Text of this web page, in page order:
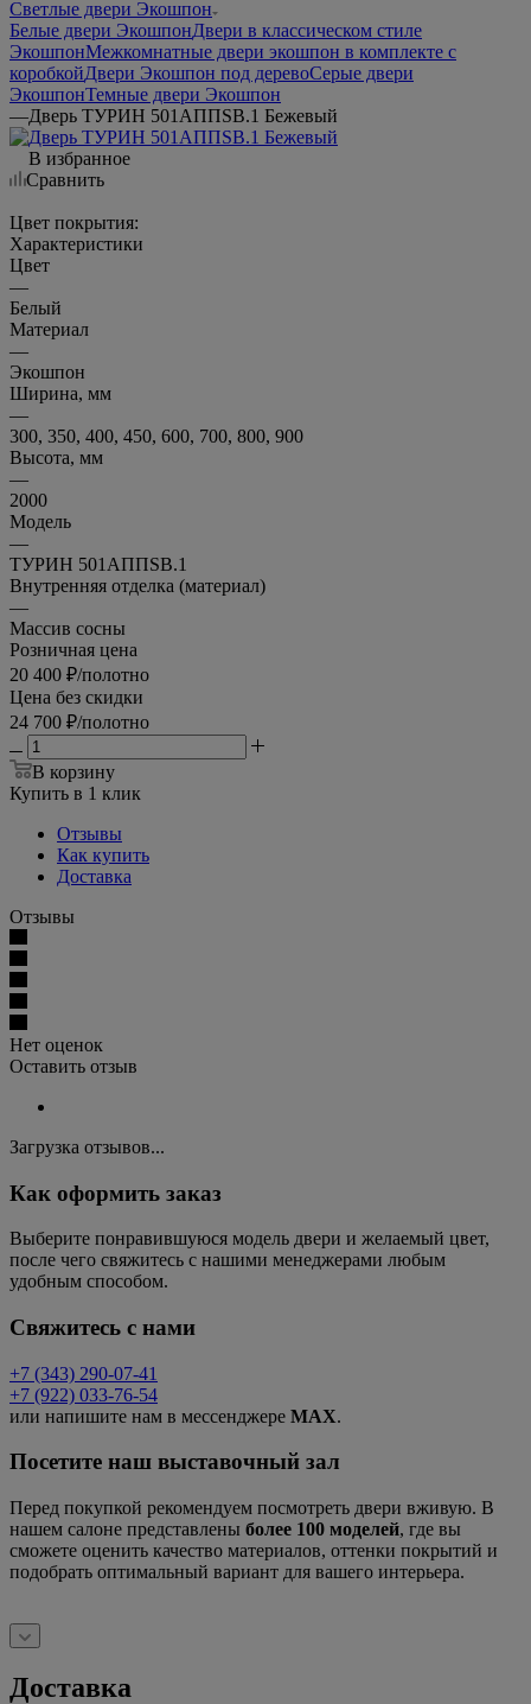
Светлые двери Экошпон
Белые двери ЭкошпонДвери в классическом стиле
ЭкошпонМежкомнатные двери экошпон в комплекте с
коробкойДвери Экошпон под деревоСерые двери
ЭкошпонТемные двери Экошпон
—Дверь ТУРИН 501AППSB.1 Бежевый
В избранное
Сравнить
Цвет покрытия:
Характеристики
Цвет
—
Белый
Материал
—
Экошпон
Ширина, мм
—
300, 350, 400, 450, 600, 700, 800, 900
Высота, мм
—
2000
Модель
—
ТУРИН 501AППSB.1
Внутренняя отделка (материал)
—
Массив сосны
Розничная цена
20 400 ₽/полотно
Цена без скидки
24 700 ₽/полотно
В корзину
Купить в 1 клик
Отзывы
Как купить
Доставка
Отзывы
Нет оценок
Оставить отзыв
Загрузка отзывов...
Как оформить заказ
Выберите понравившуюся модель двери и желаемый цвет,
после чего свяжитесь с нашими менеджерами любым
удобным способом.
Свяжитесь с нами
+7 (343) 290-07-41
+7 (922) 033-76-54
или напишите нам в мессенджере MAX.
Посетите наш выставочный зал
Перед покупкой рекомендуем посмотреть двери вживую. В
нашем салоне представлены более 100 моделей, где вы
сможете оценить качество материалов, оттенки покрытий и
подобрать оптимальный вариант для вашего интерьера.
Доставка